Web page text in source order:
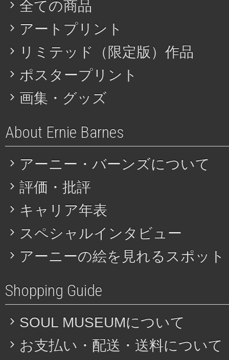
全ての商品
アートプリント
リミテッド（限定版）作品
ポスタープリント
画集・グッズ
About Ernie Barnes
アーニー・バーンズについて
評価・批評
キャリア年表
スペシャルインタビュー
アーニーの絵を見れるスポット
Shopping Guide
SOUL MUSEUMについて
お支払い・配送・送料について